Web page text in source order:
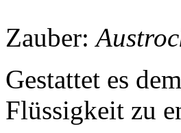
Zauber:
Gestattet es
Flüssigkeit zu